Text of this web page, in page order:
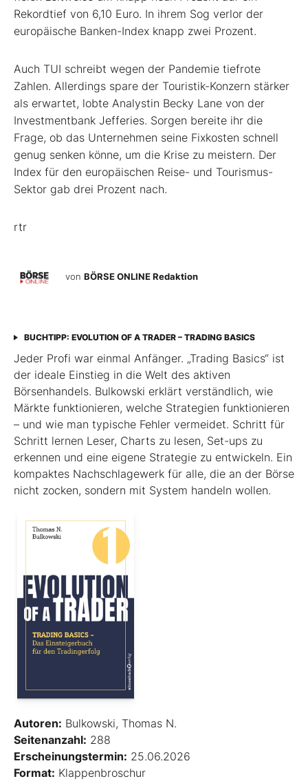
Rekordtief von 6,10 Euro. In ihrem Sog verlor der
europäische Banken-Index knapp zwei Prozent.
Auch TUI schreibt wegen der Pandemie tiefrote
Zahlen. Allerdings spare der Touristik-Konzern stärker
als erwartet, lobte Analystin Becky Lane von der
Investmentbank Jefferies. Sorgen bereite ihr die
Frage, ob das Unternehmen seine Fixkosten schnell
genug senken könne, um die Krise zu meistern. Der
Index für den europäischen Reise- und Tourismus-
Sektor gab drei Prozent nach.
rtr
von BÖRSE ONLINE Redaktion
BUCHTIPP: EVOLUTION OF A TRADER – TRADING BASICS
Jeder Profi war einmal Anfänger. „Trading Basics“ ist
der ideale Einstieg in die Welt des aktiven
Börsenhandels. Bulkowski erklärt verständlich, wie
Märkte funktionieren, welche Strategien funktionieren
– und wie man typische Fehler vermeidet. Schritt für
Schritt lernen Leser, Charts zu lesen, Set-ups zu
erkennen und eine eigene Strategie zu entwickeln. Ein
kompaktes Nachschlagewerk für alle, die an der Börse
nicht zocken, sondern mit System handeln wollen.
Autoren: Bulkowski, Thomas N.
Seitenanzahl: 288
Erscheinungstermin: 25.06.2026
Format: Klappenbroschur